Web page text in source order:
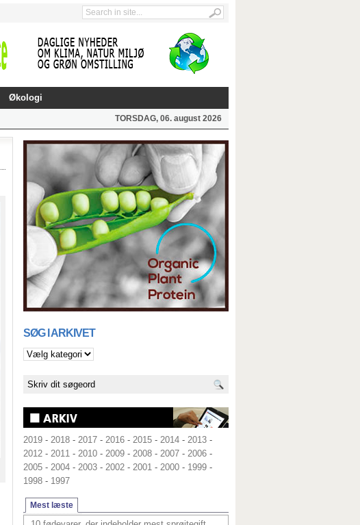
Økologi
TORSDAG, 06. august 2026
SØG I ARKIVET
2019 - 2018 - 2017 - 2016 - 2015 - 2014 - 2013 -
2012 - 2011 - 2010 - 2009 - 2008 - 2007 - 2006 -
2005 - 2004 - 2003 - 2002 - 2001 - 2000 - 1999 -
1998 - 1997
Mest læste